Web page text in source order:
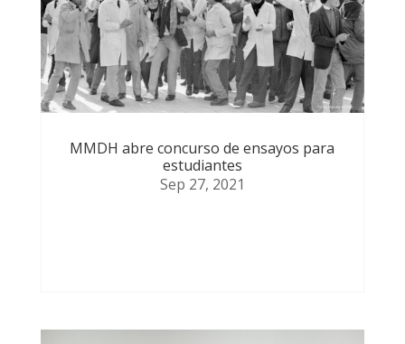
MMDH abre concurso de ensayos para
estudiantes
Sep 27, 2021